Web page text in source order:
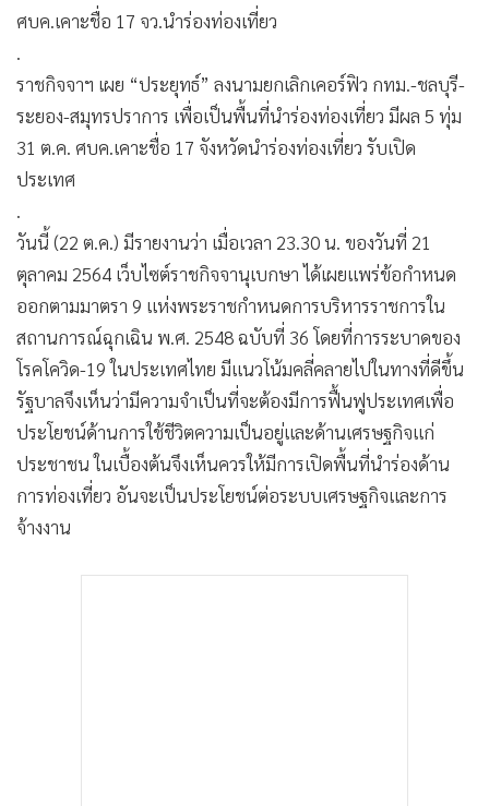
• เศรษฐกิจ-ธุรกิจ
•
• ชุมชน-คุณภาพชีวิต
อาชญากรรม
• วิทยาศาสตร์
• SMEs
• หุ้น
• อินโดจีน
• กองทุนรวม
• Celeb Online
• Factcheck
• ญี่ปุ่น
• News1
• Gotomanager
ศบค.เคาะชื่อ 17 จว.นำร่องท่องเที่ยว
.
ราชกิจจาฯ เผย “ประยุทธ์” ลงนามยกเลิกเคอร์ฟิว กทม.-ชลบุรี-
ระยอง-สมุทรปราการ เพื่อเป็นพื้นที่นำร่องท่องเที่ยว มีผล 5 ทุ่ม
31 ต.ค. ศบค.เคาะชื่อ 17 จังหวัดนำร่องท่องเที่ยว รับเปิด
ประเทศ
.
วันนี้ (22 ต.ค.) มีรายงานว่า เมื่อเวลา 23.30 น. ของวันที่ 21
ตุลาคม 2564 เว็บไซต์ราชกิจจานุเบกษา ได้เผยแพร่ข้อกำหนด
ออกตามมาตรา 9 แห่งพระราชกำหนดการบริหารราชการใน
สถานการณ์ฉุกเฉิน พ.ศ. 2548 ฉบับที่ 36 โดยที่การระบาดของ
โรคโควิด-19 ในประเทศไทย มีแนวโน้มคลี่คลายไปในทางที่ดีขึ้น
รัฐบาลจึงเห็นว่ามีความจำเป็นที่จะต้องมีการฟื้นฟูประเทศเพื่อ
ประโยชน์ด้านการใช้ชีวิตความเป็นอยู่และด้านเศรษฐกิจแก่
ประชาชน ในเบื้องต้นจึงเห็นควรให้มีการเปิดพื้นที่นำร่องด้าน
การท่องเที่ยว อันจะเป็นประโยชน์ต่อระบบเศรษฐกิจและการ
จ้างงาน